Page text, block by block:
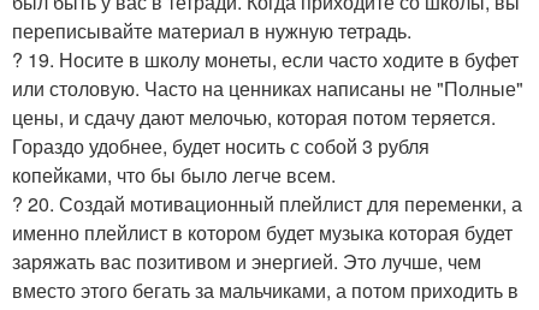
переписывайте материал в нужную тетрадь.
? 19. Носите в школу монеты, если часто ходите в буфет
или столовую. Часто на ценниках написаны не "Полные"
цены, и сдачу дают мелочью, которая потом теряется.
Гораздо удобнее, будет носить с собой 3 рубля
копейками, что бы было легче всем.
? 20. Создай мотивационный плейлист для переменки, а
именно плейлист в котором будет музыка которая будет
заряжать вас позитивом и энергией. Это лучше, чем
вместо этого бегать за мальчиками, а потом приходить в